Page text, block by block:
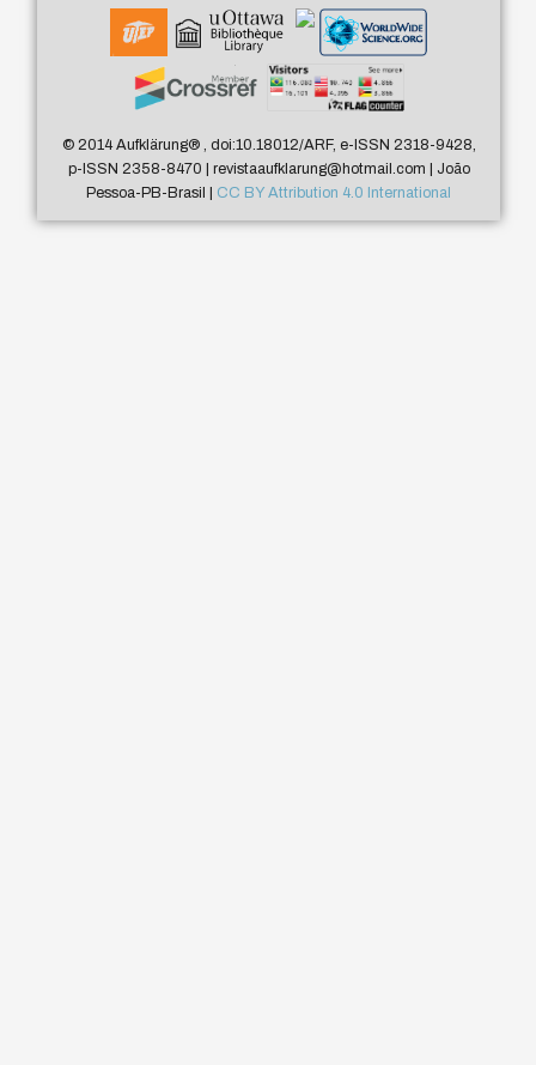
© 2014 Aufklärung®, doi:10.18012/ARF, e-ISSN 2318-9428,
p-ISSN 2358-8470 | revistaaufklarung@hotmail.com | João
Pessoa-PB-Brasil | CC BY Attribution 4.0 International